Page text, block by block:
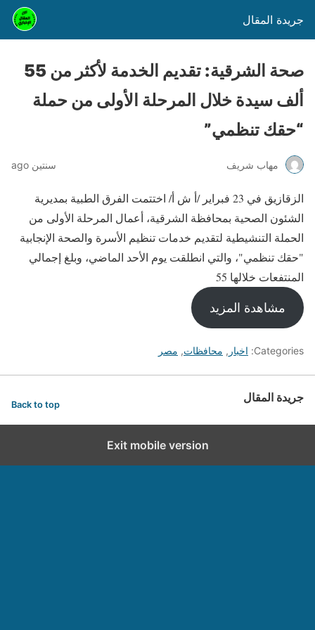
جريدة المقال
صحة الشرقية: تقديم الخدمة لأكثر من 55
ألف سيدة خلال المرحلة الأولى من حملة
“حقك تنظمي”
مهاب شريف سنتين ago
الزقازيق في 23 فبراير /أ ش أ/ اختتمت الفرق الطبية بمديرية
الشئون الصحية بمحافظة الشرقية، أعمال المرحلة الأولى من
الحملة التنشيطية لتقديم خدمات تنظيم الأسرة والصحة الإنجابية
"حقك تنظمي"، والتي انطلقت يوم الأحد الماضي، وبلغ إجمالي
المنتفعات خلالها 55
مشاهدة المزيد
Categories: اخبار , محافظات, مصر
جريدة المقال Back to top
Exit mobile version